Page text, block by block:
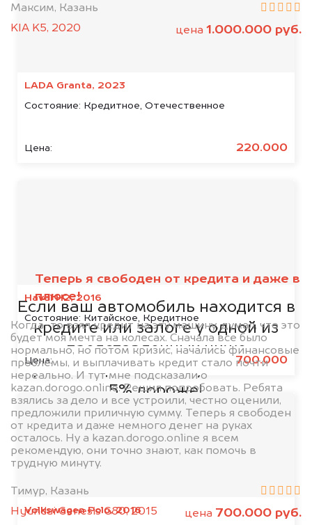
LADA Granta, 2023
Состояние: Кредитное, Отечественное
Цена: 220.000
Haval H2, 2016
Состояние: Китайское, Кредитное
Цена: 700.000
Volkswagen Polo, 2016
Максим, Казань
KIA K5, 2020
цена 1.000.000 руб.
Теперь я свободен от кредита и даже в
плюсе!
Когда-то взял кредит на эту машину, думал, что это
будет моя мечта на колесах. Сначала все было
нормально, но потом кризис, начались финансовые
проблемы, и выплачивать кредит стало почти
нереально. И тут мне подсказали о
kazan.dorogo.online. Решил попробовать. Ребята
взялись за дело и все устроили, честно оценили,
предложили приличную сумму. Теперь я свободен
от кредита и даже немного денег на руках
осталось. Ну а kazan.dorogo.online я всем
рекомендую, они точно знают, как помочь в
трудную минуту.
Тимур, Казань
Hyundai Genesis G80, 2015
цена 700.000 руб.
банками
Если ваш автомобиль находится в
кредите или залоге у одной из
представленных ниже
организаций, то мы купим его на
5% дороже!